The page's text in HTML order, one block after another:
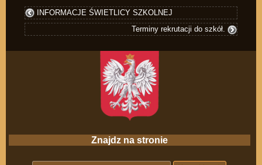
INFORMACJE ŚWIETLICY SZKOLNEJ
Terminy rekrutacji do szkół.
Znajdz na stronie